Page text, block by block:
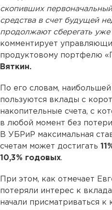
скопивших
средства в счет будущей
продолжают сберегать уже
комментирует
продуктовому портфелю
Вяткин.
По его словам,
пользуются вклады с
накопительные счета, с
в любой момент без
В УБРиР максимальная
счетам может достигать
10,3% годовых.
При этом, как отмечает
потеряли интерес к
начали присматриваться к